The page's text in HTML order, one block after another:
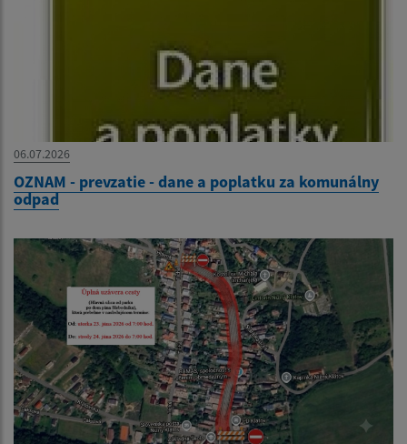
06.07.2026
OZNAM - prevzatie - dane a poplatku za komunálny
odpad